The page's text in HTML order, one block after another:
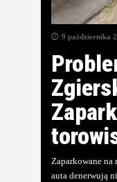
9 października
Zaparkowane
auta denerwują